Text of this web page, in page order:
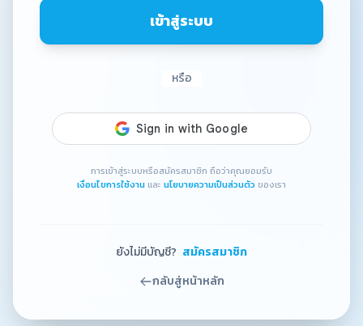
เข้าสู่ระบบ
หรือ
การเข้าสู่ระบบหรือสมัครสมาชิก ถือว่าคุณยอมรับ
เงื่อนไขการใช้งาน และ นโยบายความเป็นส่วนตัว ของเรา
ยังไม่มีบัญชี? สมัครสมาชิก
กลับสู่หน้าหลัก